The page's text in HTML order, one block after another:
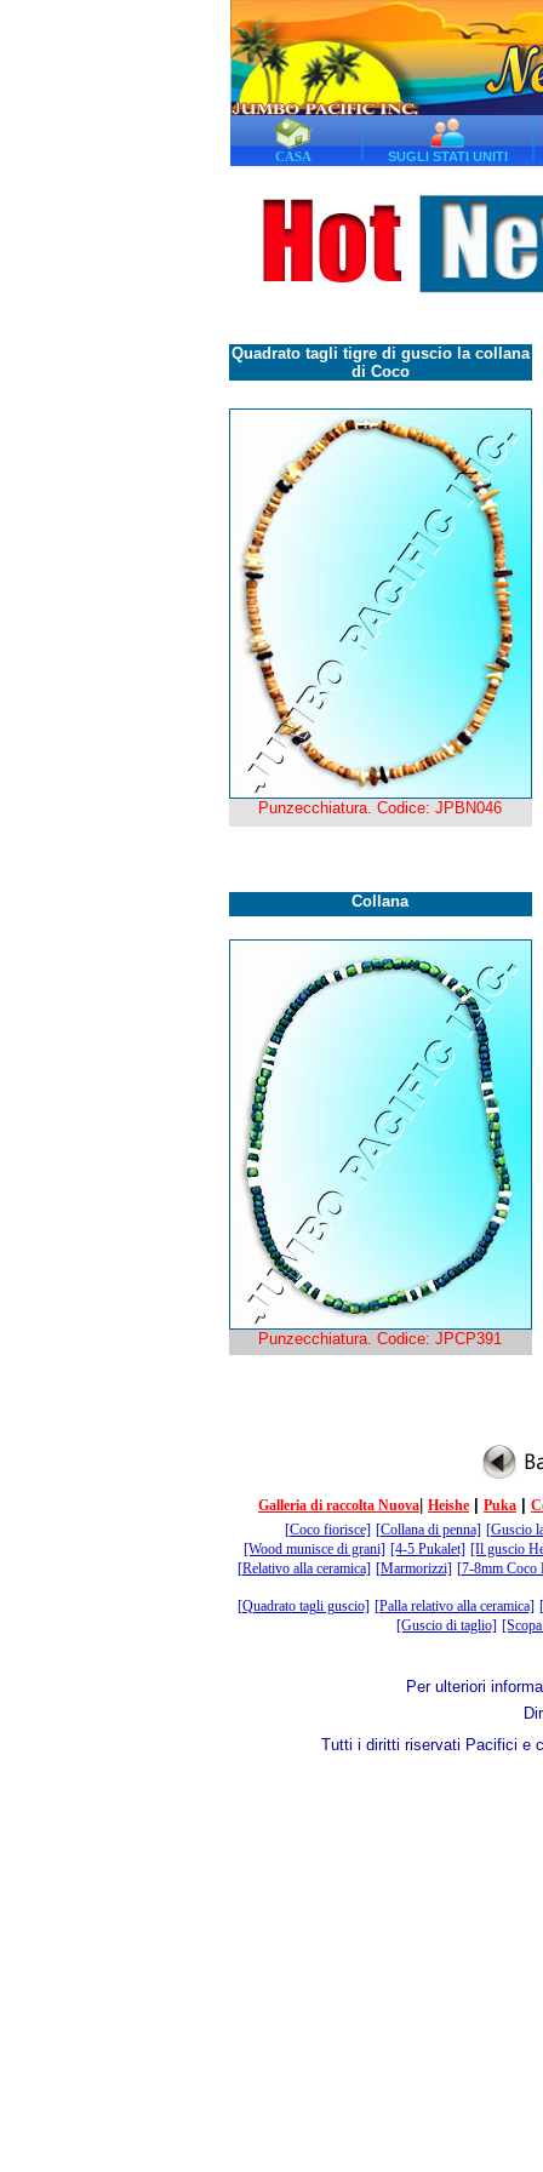
CASA SUGLI STATI UNITI
Quadrato tagli tigre di guscio la collana
di Coco
Punzecchiatura. Codice: JPBN046
Collana
Punzecchiatura. Codice: JPCP391
Galleria di raccolta Nuova Heishe Puka
[Coco fiorisce] [Collana di penna] [Guscio
[Wood munisce di grani] [4-5 Pukalet] [Il guscio
[Relativo alla ceramica] [Marmorizzi] [7-8mm Coco
[Quadrato tagli guscio] [Palla relativo alla ceramica]
[Guscio di taglio]
Per ulteriori
Tutti i diritti riservati Pacifici e